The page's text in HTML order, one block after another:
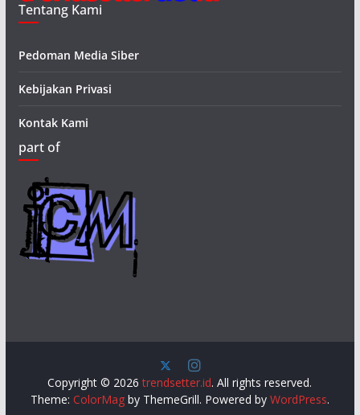
Tentang Kami
Pedoman Media Siber
Kebijakan Privasi
Kontak Kami
part of
Copyright © 2026trendsetter.id. All rights reserved.
Theme: ColorMagby ThemeGrill. Powered by WordPress.